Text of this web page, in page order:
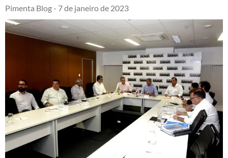
Pimenta Blog - 7 de janeiro de 2023